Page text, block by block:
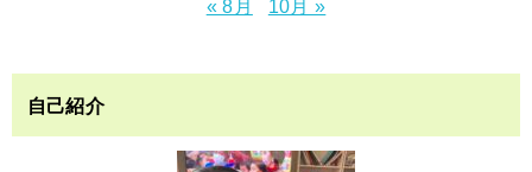
« 8月
10月 »
自己紹介